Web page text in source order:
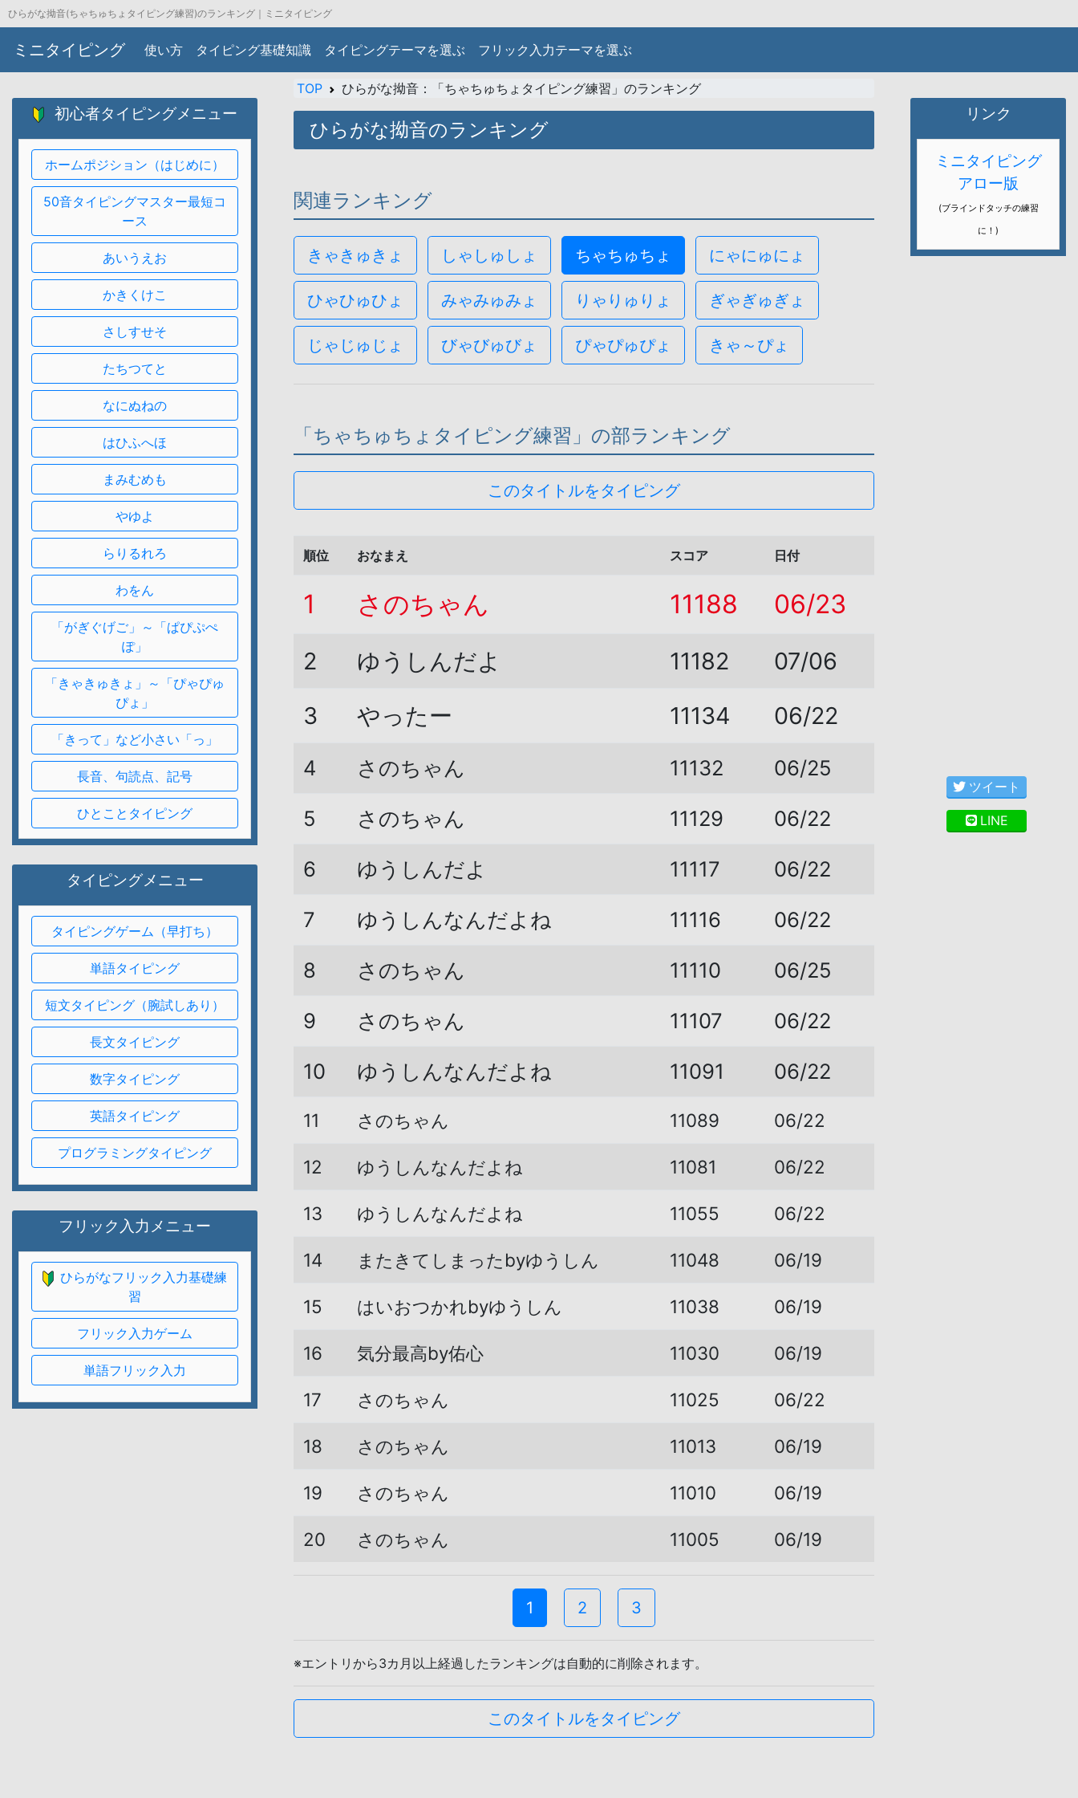
ひらがな拗音(ちゃちゅちょタイピング練習)のランキング｜ミニタイピング
ミニタイピング 使い方 タイピング基礎知識 タイピングテーマを選ぶ フリック入力テーマを選ぶ
初心者タイピングメニュー
ホームポジション（はじめに）
50音タイピングマスター最短コ
ース
あいうえお
かきくけこ
さしすせそ
たちつてと
なにぬねの
はひふへほ
まみむめも
やゆよ
らりるれろ
わをん
「がぎぐげご」～「ぱぴぷぺ
ぽ」
「きゃきゅきょ」～「ぴゃぴゅ
ぴょ」
「きって」など小さい「っ」
長音、句読点、記号
ひとことタイピング
タイピングメニュー
タイピングゲーム（早打ち）
単語タイピング
短文タイピング（腕試しあり）
長文タイピング
数字タイピング
英語タイピング
プログラミングタイピング
フリック入力メニュー
ひらがなフリック入力基礎練
習
フリック入力ゲーム
単語フリック入力
TOP ひらがな拗音：「ちゃちゅちょタイピング練習」のランキング
ひらがな拗音のランキング
関連ランキング
きゃきゅきょ しゃしゅしょ ちゃちゅちょ にゃにゅにょ
ひゃひゅひょ みゃみゅみょ りゃりゅりょ ぎゃぎゅぎょ
じゃじゅじょ びゃびゅびょ ぴゃぴゅぴょ きゃ～ぴょ
「ちゃちゅちょタイピング練習」の部ランキング
このタイトルをタイピング
順位 おなまえ スコア 日付
1 さのちゃん 11188 06/23
2 ゆうしんだよ 11182
07/06
3
やったー 11134 06/22
4 さのちゃん 11132 06/25
5 さのちゃん 11129 06/22
6 ゆうしんだよ 11117 06/22
7 ゆうしんなんだよね 11116 06/22
8 さのちゃん 11110 06/25
9 さのちゃん 11107 06/22
10 ゆうしんなんだよね 11091 06/22
11 さのちゃん 11089 06/22
12 ゆうしんなんだよね 11081 06/22
13 ゆうしんなんだよね 11055 06/22
14 またきてしまったbyゆうしん 11048 06/19
15 はいおつかれbyゆうしん 11038 06/19
16 気分最高by佑心 11030 06/19
17 さのちゃん 11025 06/22
18 さのちゃん 11013 06/19
19 さのちゃん 11010 06/19
20 さのちゃん 11005 06/19
1 2 3
※エントリから3カ月以上経過したランキングは自動的に削除されます。
このタイトルをタイピング
リンク
ミニタイピング
アロー版
(ブラインドタッチの練習
に！)
ツイート
LINE